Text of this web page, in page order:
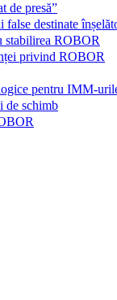
de presă”
destinate
stabilirea ROBOR
privind ROBOR
pentru IMM-
de schimb